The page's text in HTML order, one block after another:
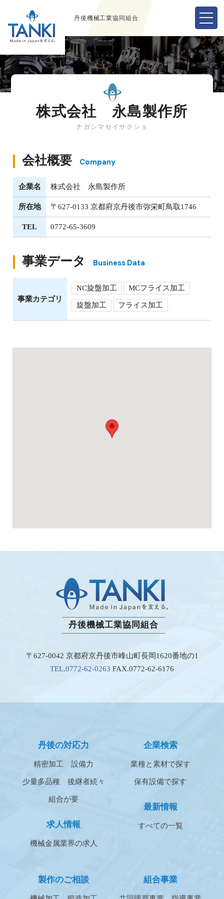
丹後機械工業協同組合
株式会社 永島製作所
ナガシマセイサクショ
会社概要 Company
企業名 株式会社 永島製作所
所在地 〒627-0133 京都府京丹後市弥栄町鳥取1746
TEL 0772-65-3609
事業データ Business Data
事業カテゴリ
NC旋盤加工 MCフライス加工
旋盤加工 フライス加工
丹後機械工業協同組合
〒627-0042 京都府京丹後市峰山町長岡1620番地の1
TEL.0772-62-0263 FAX.0772-62-6176
丹後の対応力
精密加工 設備力
少量多品種 後継者続々
組合が要
求人情報
機械金属業界の求人
企業検索
業種と素材で探す
保有設備で探す
最新情報
すべての一覧
製作のご相談 組合事業